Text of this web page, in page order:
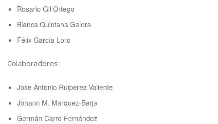
Rosario Gil Ortego
Blanca Quintana Galera
Félix García Loro
Colaboradores:
Jose Antonio Ruiperez Valiente
Johann M. Marquez-Barja
Germán Carro Fernández